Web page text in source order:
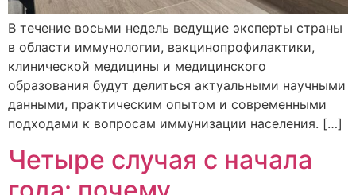
В течение восьми недель ведущие эксперты страны
в области иммунологии, вакцинопрофилактики,
клинической медицины и медицинского
образования будут делиться актуальными научными
данными, практическим опытом и современными
подходами к вопросам иммунизации населения. […]
Четыре случая с начала